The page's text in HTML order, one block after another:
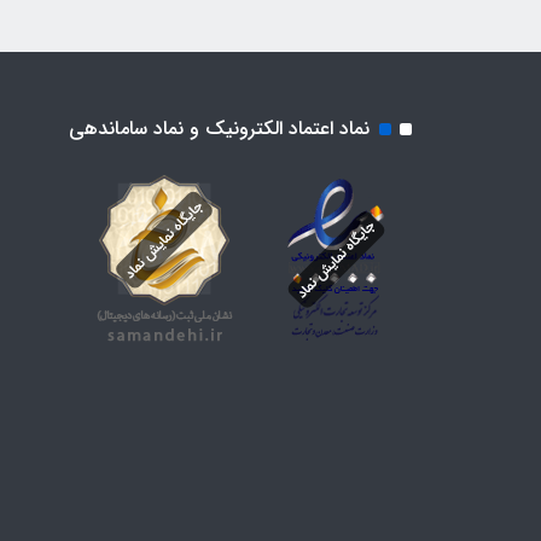
نماد اعتماد الکترونیک و نماد ساماندهی